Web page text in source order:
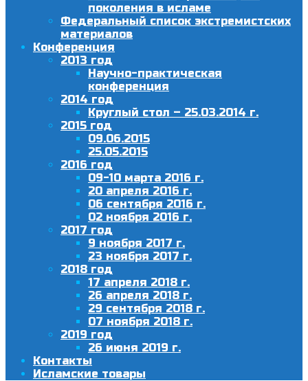
поколения в исламе
Федеральный список экстремистских
материалов
Конференция
2013 год
Научно-практическая
конференция
2014 год
Круглый стол – 25.03.2014 г.
2015 год
09.06.2015
25.05.2015
2016 год
09-10 марта 2016 г.
20 апреля 2016 г.
06 сентября 2016 г.
02 ноября 2016 г.
2017 год
9 ноября 2017 г.
23 ноября 2017 г.
2018 год
17 апреля 2018 г.
26 апреля 2018 г.
29 сентября 2018 г.
07 ноября 2018 г.
2019 год
26 июня 2019 г.
Контакты
Исламские товары